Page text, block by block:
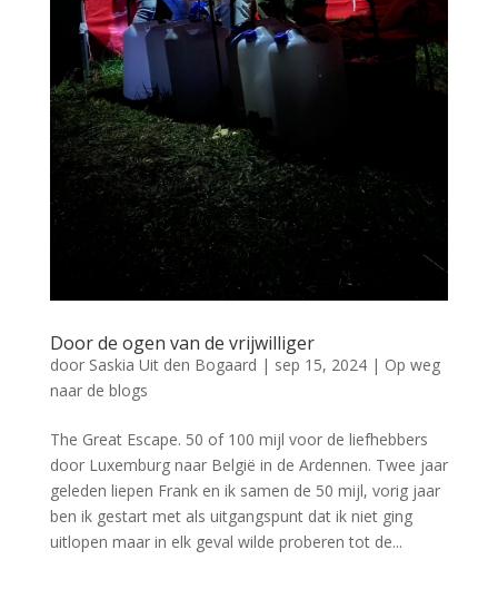
Door de ogen van de vrijwilliger
door Saskia Uit den Bogaard | sep 15, 2024| Op weg
naar de blogs
The Great Escape. 50 of 100 mijl voor de liefhebbers
door Luxemburg naar België in de Ardennen. Twee jaar
geleden liepen Frank en ik samen de 50 mijl, vorig jaar
ben ik gestart met als uitgangspunt dat ik niet ging
uitlopen maar in elk geval wilde proberen tot de...